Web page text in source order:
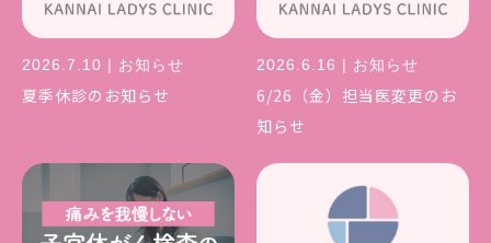
2026.7.10 | お知らせ
夏季休診のお知らせ
2026.6.16 | お知らせ
6/26（金）担当医変更のお
知らせ